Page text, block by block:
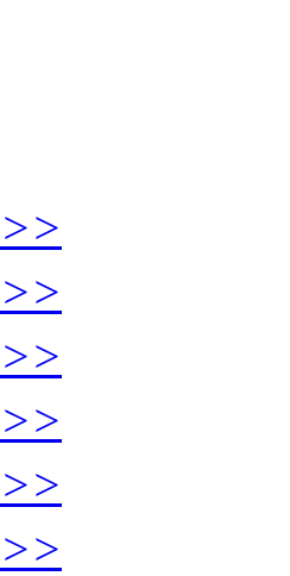
>>
>>
>>
>>
>>
>>